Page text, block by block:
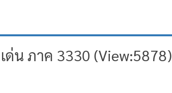
ด่น ภาค 3330 (View:5878)